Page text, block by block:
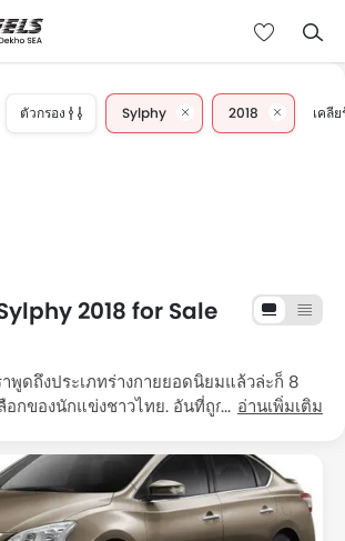
ตัวกรอง Sylphy 2018 เคลี
2018 for Sale
พูดถึงประเภทร่างกายยอดนิยมแล้วล่ะก็ 8
อกของนักแข่งชาวไทย. อันที่ถูกที่สุดคือ 2018
พงที่สุดคือ 2018 นิสสัน Sylphy 1.6 เอสวี ซีวีที
ขับเคลื่อน 115000 กม. รับข้อเสนอสุดพิเศษ
าพดี นิสสัน Sylphy 2018 สำหรับขายใน
ราคา คุณสมบัติ รูปภาพ และข้อมูลจำเพาะ.
อ่านเพิ่มเติม